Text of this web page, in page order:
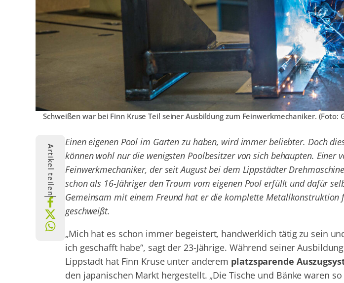
Schweißen war bei Finn Kruse Teil seiner Ausbildung zum Feinwerkmechaniker. (Foto:
Artikel teilen
Einen eigenen Pool im Garten zu haben, wird immer beliebter. Doch
können wohl nur die wenigsten Poolbesitzer von sich behaupten. Einer
Feinwerkmechaniker, der seit August bei dem Lippstädter
schon als 16-Jähriger den Traum vom eigenen Pool erfüllt und dafür
Gemeinsam mit einem Freund hat er die komplette Metallkonstruktion
geschweißt.
„Mich hat es schon immer begeistert, handwerklich tätig zu sein
ich geschafft habe“, sagt der 23-Jährige. Während seiner
Lippstadt hat Finn Kruse unter anderem platzsparende
den japanischen Markt hergestellt. „Die Tische und Bänke waren